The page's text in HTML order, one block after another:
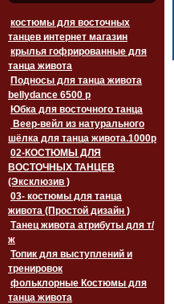
костюмы для восточных
танцев интернет магазин
крылья гофрированные для
танца живота
Подносы для танца живота
bellydance 6500 p
Юбка для восточного танца
Веер-вейл из натурального
шёлка для танца живота.1000p
02-КОСТЮМЫ ДЛЯ
ВОСТОЧНЫХ ТАНЦЕВ
(Эксклюзив )
03- костюмы для танца
живота (Простой дизайн )
Танец живота атрибуты для т/
ж
Топик для выступлений и
тренировок
фольклорные Костюмы для
танца живота